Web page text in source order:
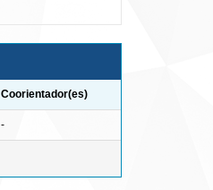
Coorientador(es)
-